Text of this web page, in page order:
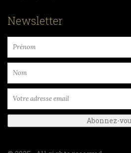
Newsletter